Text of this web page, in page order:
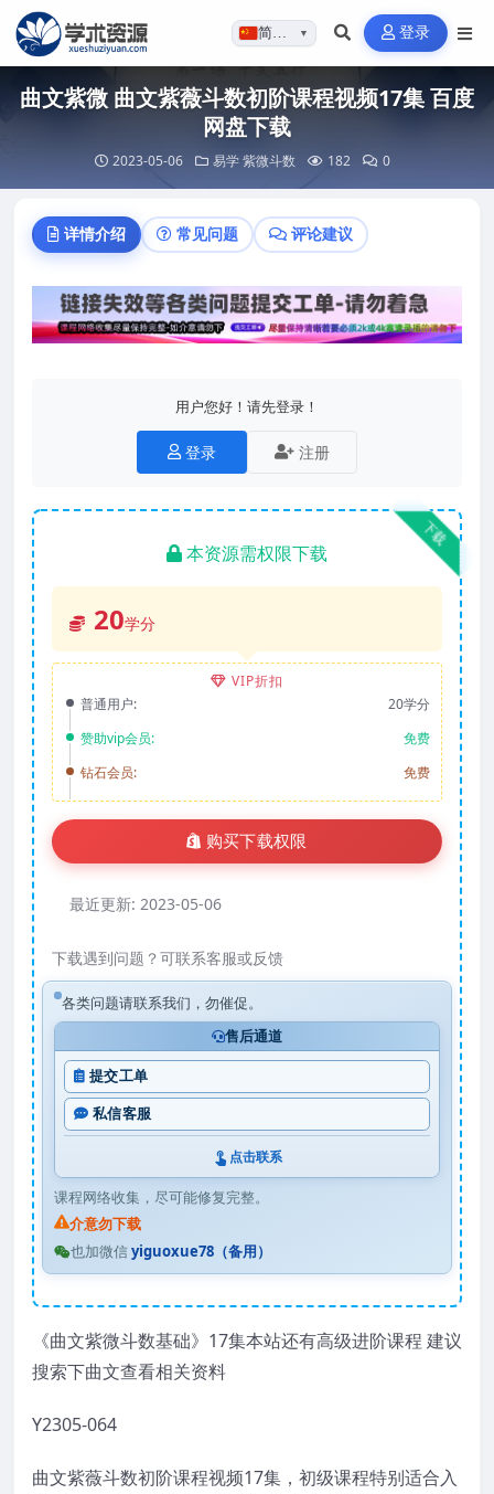
简体…▼ 登录
曲文紫微 曲文紫薇斗数初阶课程视频17集 百度
网盘下载
2023-05-06 易学紫微斗数 182 0
详情介绍 常见问题 评论建议
用户您好！请先登录！
登录 注册
下载
本资源需权限下载
20学分
VIP折扣
普通用户:
20学分
赞助vip会员:
免费
钻石会员:
免费
购买下载权限
最近更新: 2023-05-06
下载遇到问题？可联系客服或反馈
各类问题请联系我们，勿催促。
售后通道
提交工单
私信客服
点击联系
课程网络收集，尽可能修复完整。
介意勿下载
也加微信yiguoxue78（备用）
《曲文紫微斗数基础》17集本站还有高级进阶课程 建议
搜索下曲文查看相关资料
Y2305-064
曲文紫薇斗数初阶课程视频17集，初级课程特别适合入